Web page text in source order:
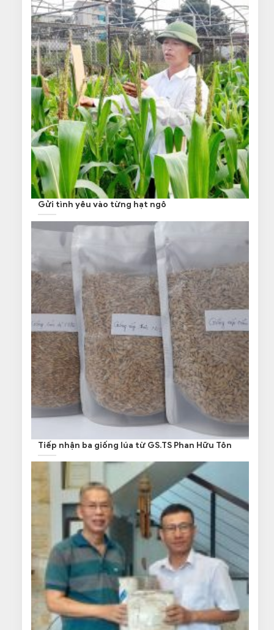
Gửi tình yêu vào từng hạt ngô
Tiếp nhận ba giống lúa từ GS.TS Phan Hữu Tôn